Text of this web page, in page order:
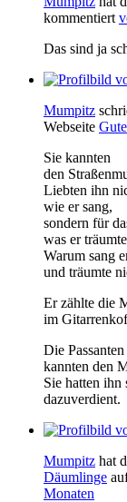
kommentiert
Das sind ja
Mumpitz
Webseite
Sie kannten
den
Liebten ihn
wie er sang,
sondern für
was er
Warum sang
und träumte
Er zählte die
im
Die Passanten
kannten den
Sie hatten ihn
dazuverdient.
Mumpitz hat
Däumlinge
Monaten